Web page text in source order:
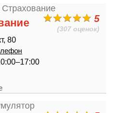
5
(307 оценок)
80